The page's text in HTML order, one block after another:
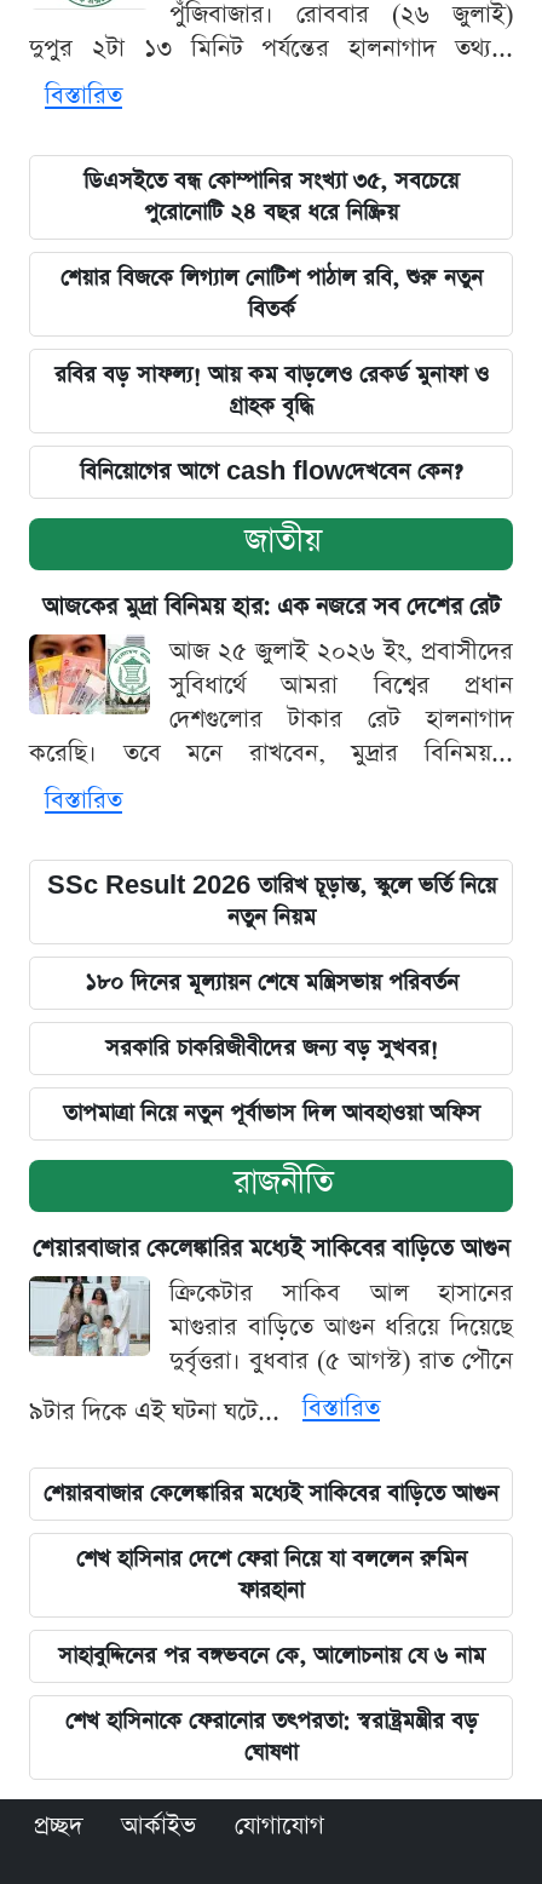
পুঁজিবাজার। রোববার (২৬ জুলাই)
দুপুর ২টা ১৩ মিনিট পর্যন্তের হালনাগাদ তথ্য...
বিস্তারিত
ডিএসইতে বন্ধ কোম্পানির সংখ্যা ৩৫, সবচেয়ে
পুরোনোটি ২৪ বছর ধরে নিষ্ক্রিয়
শেয়ার বিজকে লিগ্যাল নোটিশ পাঠাল রবি, শুরু নতুন
বিতর্ক
রবির বড় সাফল্য! আয় কম বাড়লেও রেকর্ড মুনাফা ও
গ্রাহক বৃদ্ধি
বিনিয়োগের আগে cash flowদেখবেন কেন?
জাতীয়
আজকের মুদ্রা বিনিময় হার: এক নজরে সব দেশের রেট
আজ ২৫ জুলাই ২০২৬ ইং, প্রবাসীদের
সুবিধার্থে আমরা বিশ্বের প্রধান
দেশগুলোর টাকার রেট হালনাগাদ
করেছি। তবে মনে রাখবেন, মুদ্রার বিনিময়...
বিস্তারিত
SSc Result 2026 তারিখ চূড়ান্ত, স্কুলে ভর্তি নিয়ে
নতুন নিয়ম
১৮০ দিনের মূল্যায়ন শেষে মন্ত্রিসভায় পরিবর্তন
সরকারি চাকরিজীবীদের জন্য বড় সুখবর!
তাপমাত্রা নিয়ে নতুন পূর্বাভাস দিল আবহাওয়া অফিস
রাজনীতি
শেয়ারবাজার কেলেঙ্কারির মধ্যেই সাকিবের বাড়িতে আগুন
ক্রিকেটার সাকিব আল হাসানের
মাগুরার বাড়িতে আগুন ধরিয়ে দিয়েছে
দুর্বৃত্তরা। বুধবার (৫ আগস্ট) রাত পৌনে
৯টার দিকে এই ঘটনা ঘটে...
বিস্তারিত
শেয়ারবাজার কেলেঙ্কারির মধ্যেই সাকিবের বাড়িতে আগুন
শেখ হাসিনার দেশে ফেরা নিয়ে যা বললেন রুমিন
ফারহানা
সাহাবুদ্দিনের পর বঙ্গভবনে কে, আলোচনায় যে ৬ নাম
শেখ হাসিনাকে ফেরানোর তৎপরতা: স্বরাষ্ট্রমন্ত্রীর বড়
ঘোষণা
প্রচ্ছদ আর্কাইভ যোগাযোগ